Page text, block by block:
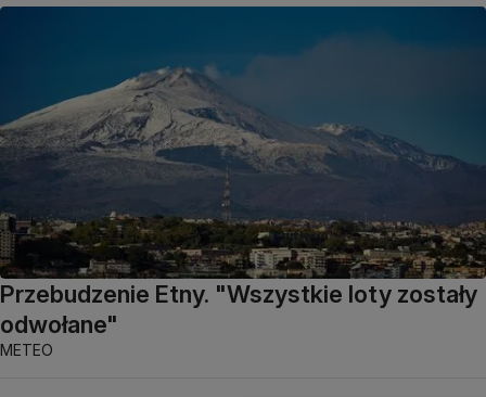
Przebudzenie Etny. "Wszystkie loty zostały
odwołane"
METEO